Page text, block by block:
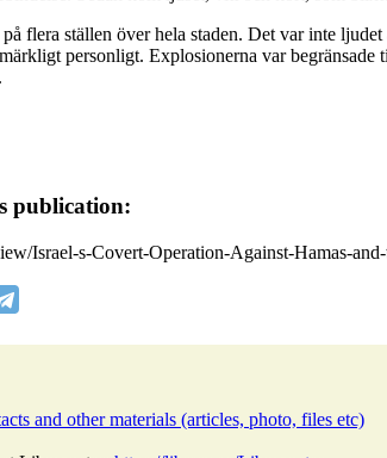
flera ställen över hela staden. Det var inte
personligt. Explosionerna var begränsade
publication:
Israel-s-Covert-Operation-Against-Hamas-
and other materials (articles, photo, files etc)